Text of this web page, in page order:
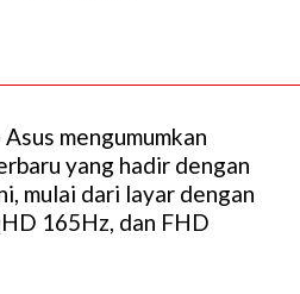
Asus mengumumkan
yang hadir dengan
mulai dari layar dengan
165Hz, dan FHD